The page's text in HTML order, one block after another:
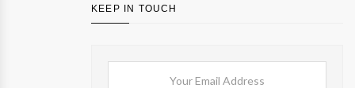
KEEP IN TOUCH